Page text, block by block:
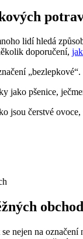
lidí hledá
doporučení,
„bezlepkové“.
jako pšenice,
jsou čerstvé
nejen na